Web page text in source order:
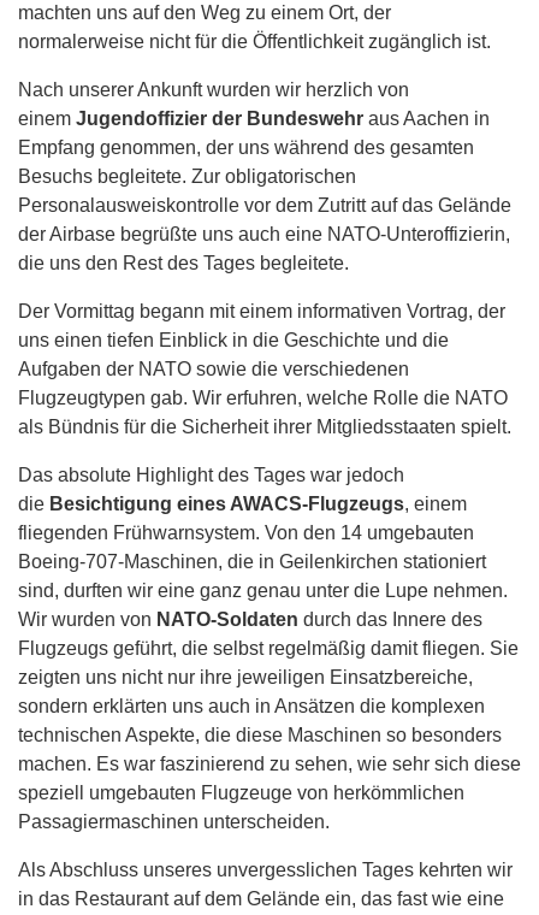
machten uns auf den Weg zu einem Ort, der
normalerweise nicht für die Öffentlichkeit zugänglich ist.
Nach unserer Ankunft wurden wir herzlich von
einem Jugendoffizier der Bundeswehr aus Aachen in
Empfang genommen, der uns während des gesamten
Besuchs begleitete. Zur obligatorischen
Personalausweiskontrolle vor dem Zutritt auf das Gelände
der Airbase begrüßte uns auch eine NATO-Unteroffizierin,
die uns den Rest des Tages begleitete.
Der Vormittag begann mit einem informativen Vortrag, der
uns einen tiefen Einblick in die Geschichte und die
Aufgaben der NATO sowie die verschiedenen
Flugzeugtypen gab. Wir erfuhren, welche Rolle die NATO
als Bündnis für die Sicherheit ihrer Mitgliedsstaaten spielt.
Das absolute Highlight des Tages war jedoch
die Besichtigung eines AWACS-Flugzeugs, einem
fliegenden Frühwarnsystem. Von den 14 umgebauten
Boeing-707-Maschinen, die in Geilenkirchen stationiert
sind, durften wir eine ganz genau unter die Lupe nehmen.
Wir wurden von NATO-Soldaten durch das Innere des
Flugzeugs geführt, die selbst regelmäßig damit fliegen. Sie
zeigten uns nicht nur ihre jeweiligen Einsatzbereiche,
sondern erklärten uns auch in Ansätzen die komplexen
technischen Aspekte, die diese Maschinen so besonders
machen. Es war faszinierend zu sehen, wie sehr sich diese
speziell umgebauten Flugzeuge von herkömmlichen
Passagiermaschinen unterscheiden.
Als Abschluss unseres unvergesslichen Tages kehrten wir
in das Restaurant auf dem Gelände ein, das fast wie eine